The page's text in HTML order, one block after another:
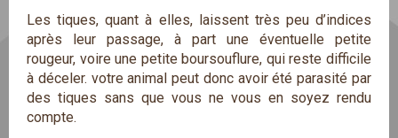
Les tiques, quant à elles, laissent très peu d’indices
après leur passage, à part une éventuelle petite
rougeur, voire une petite boursouflure, qui reste difficile
à déceler. votre animal peut donc avoir été parasité par
des tiques sans que vous ne vous en soyez rendu
compte.